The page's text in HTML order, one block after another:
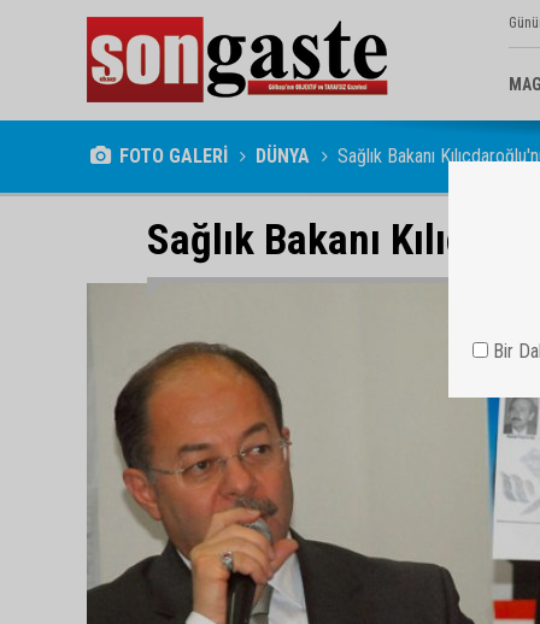
FOTO GALERİ DÜNYA Sağlık Bakanı
Sağlık Bakanı
Bir